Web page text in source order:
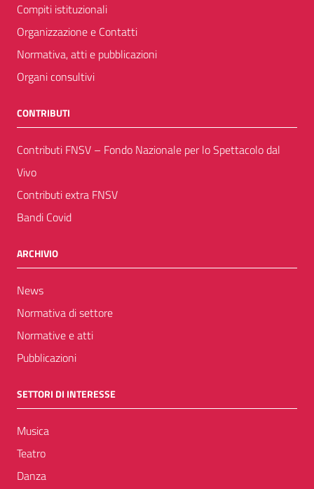
Compiti istituzionali
Organizzazione e Contatti
Normativa, atti e pubblicazioni
Organi consultivi
CONTRIBUTI
Contributi FNSV – Fondo Nazionale per lo Spettacolo dal
Vivo
Contributi extra FNSV
Bandi Covid
ARCHIVIO
News
Normativa di settore
Normative e atti
Pubblicazioni
SETTORI DI INTERESSE
Musica
Teatro
Danza